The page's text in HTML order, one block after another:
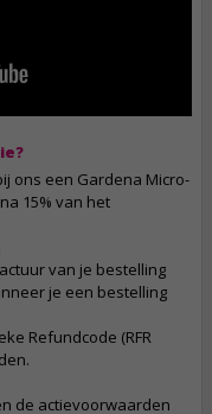
ons een Gardena Micro-
15% van het
van je bestelling
je een bestelling
Refundcode (RFR
de actievoorwaarden